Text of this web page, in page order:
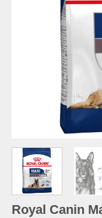
Royal Canin